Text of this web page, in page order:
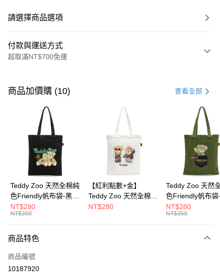
請選擇商品選項
付款與運送方式
超取滿NT$700免運
信用卡一次付款
超商取貨付款
Apple Pay
街口支付
大哥付你分期
相關說明
2.付款方式選擇「大哥付你分期」，訂單成立後會自動跳轉到大哥付的交易
成交易。
3.實際核准額度、可分期數及費用金額請依後續交易確認頁面所載為準。
運送方式
全家取貨付款
商品加價購 (10) 查看全部
Teddy Zoo 天然全棉純
色Friendly帆布袋-黑色
(TZB107)
NT$280
NT$350
【紅利點數+金】
Teddy Zoo 天然全棉純
色Friendly帆布袋-白色
NT$280
Teddy Zoo 天然
色Friendly帆布袋
色(TZB107)
NT$280
NT$350
商品特色
商品編號
10187920